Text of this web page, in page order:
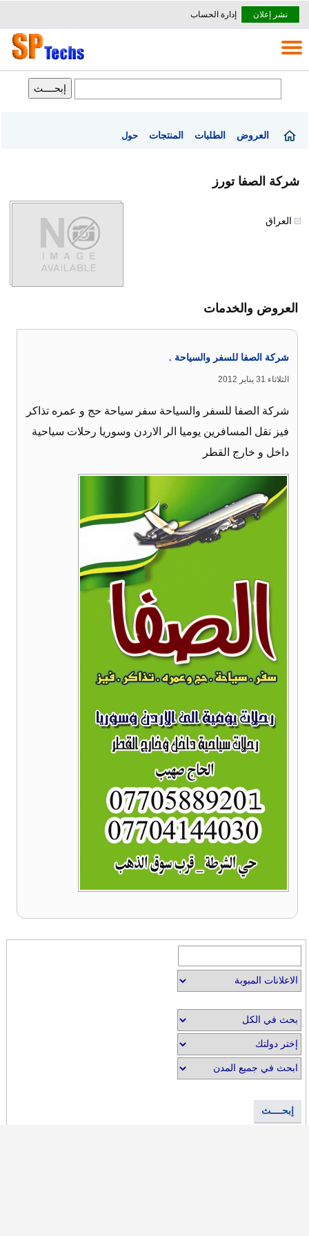
نشر إعلان إدارة الحساب
العروض الطلبات المنتجات حول
شركة الصفا تورز
العراق
العروض والخدمات
شركة الصفا للسفر والسياحة .
الثلاثاء 31 يناير 2012
شركة الصفا للسفر والسياحة سفر سياحة حج و عمره تذاكر
فيز نقل المسافرين يوميا الر الاردن وسوريا رحلات سياحية
داخل و خارج القطر
إبحــــث